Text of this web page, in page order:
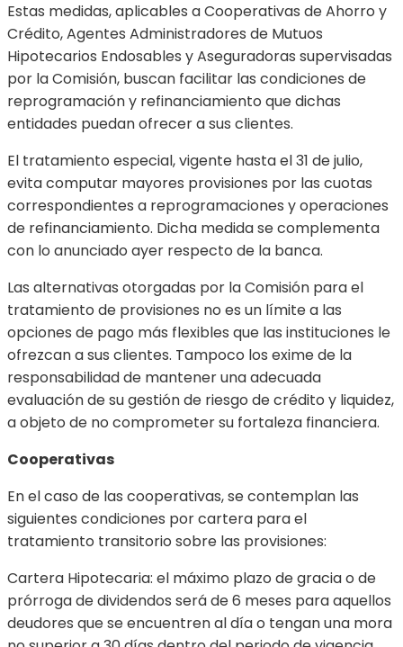
Estas medidas, aplicables a Cooperativas de Ahorro y
Crédito, Agentes Administradores de Mutuos
Hipotecarios Endosables y Aseguradoras supervisadas
por la Comisión, buscan facilitar las condiciones de
reprogramación y refinanciamiento que dichas
entidades puedan ofrecer a sus clientes.
El tratamiento especial, vigente hasta el 31 de julio,
evita computar mayores provisiones por las cuotas
correspondientes a reprogramaciones y operaciones
de refinanciamiento. Dicha medida se complementa
con lo anunciado ayer respecto de la banca.
Las alternativas otorgadas por la Comisión para el
tratamiento de provisiones no es un límite a las
opciones de pago más flexibles que las instituciones le
ofrezcan a sus clientes. Tampoco los exime de la
responsabilidad de mantener una adecuada
evaluación de su gestión de riesgo de crédito y liquidez,
a objeto de no comprometer su fortaleza financiera.
Cooperativas
En el caso de las cooperativas, se contemplan las
siguientes condiciones por cartera para el
tratamiento transitorio sobre las provisiones:
Cartera Hipotecaria: el máximo plazo de gracia o de
prórroga de dividendos será de 6 meses para aquellos
deudores que se encuentren al día o tengan una mora